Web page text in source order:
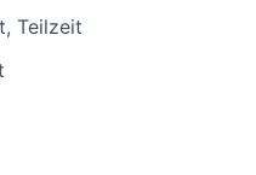
Teilzeit